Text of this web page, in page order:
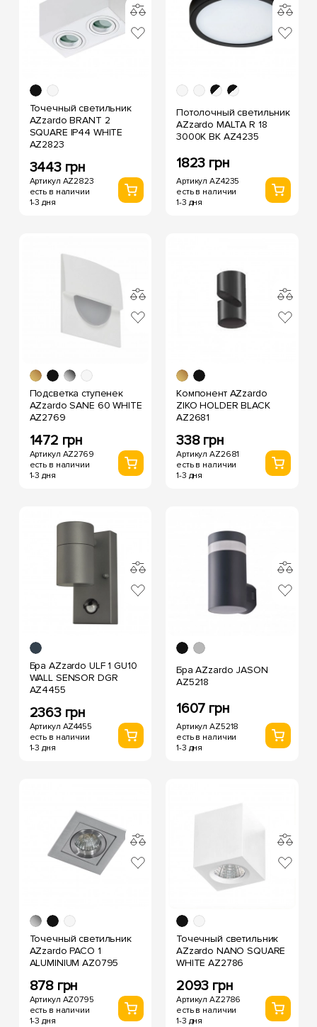
Точечный светильник
AZzardo BRANT 2
SQUARE IP44 WHITE
AZ2823
3443 грн
Артикул AZ2823
есть в наличии
1-3 дня
Потолочный светильник
AZzardo MALTA R 18
3000K BK AZ4235
1823 грн
Артикул AZ4235
есть в наличии
1-3 дня
Подсветка ступенек
AZzardo SANE 60 WHITE
AZ2769
1472 грн
Артикул AZ2769
есть в наличии
1-3 дня
Компонент AZzardo
ZIKO HOLDER BLACK
AZ2681
338 грн
Артикул AZ2681
есть в наличии
1-3 дня
Бра AZzardo ULF 1 GU10
WALL SENSOR DGR
AZ4455
2363 грн
Артикул AZ4455
есть в наличии
1-3 дня
Бра AZzardo JASON
AZ5218
1607 грн
Артикул AZ5218
есть в наличии
1-3 дня
Точечный светильник
AZzardo PACO 1
ALUMINIUM AZ0795
878 грн
Артикул AZ0795
есть в наличии
1-3 дня
Точечный светильник
AZzardo NANO SQUARE
WHITE AZ2786
2093 грн
Артикул AZ2786
есть в наличии
1-3 дня